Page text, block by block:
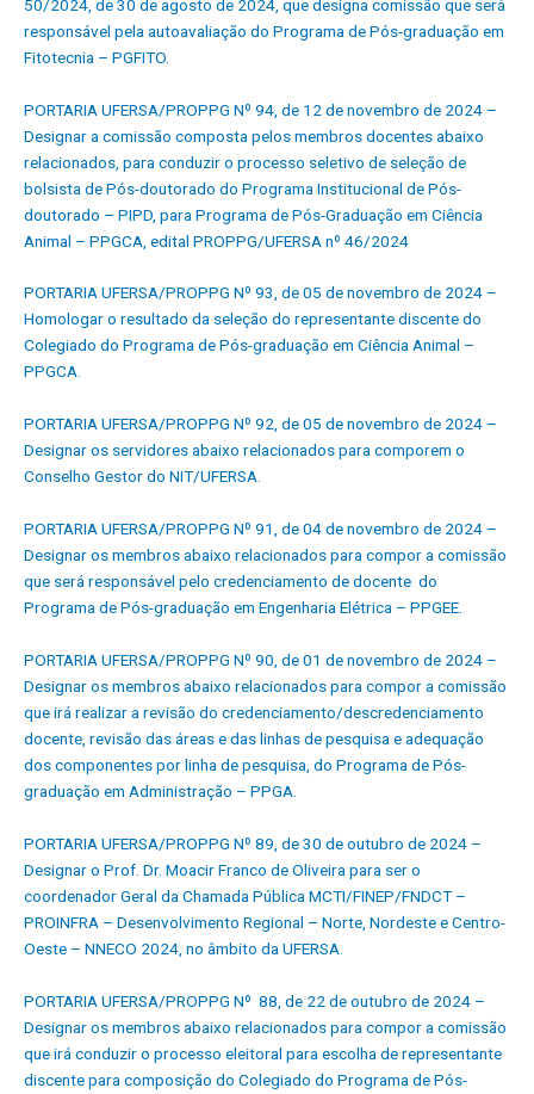
50/2024, de 30 de agosto de 2024, que designa comissão que será
responsável pela autoavaliação do Programa de Pós-graduação em
Fitotecnia – PGFITO.
PORTARIA UFERSA/PROPPG Nº 94, de 12 de novembro de 2024 –
Designar a comissão composta pelos membros docentes abaixo
relacionados, para conduzir o processo seletivo de seleção de
bolsista de Pós-doutorado do Programa Institucional de Pós-
doutorado – PIPD, para Programa de Pós-Graduação em Ciência
Animal – PPGCA, edital PROPPG/UFERSA nº 46/2024
PORTARIA UFERSA/PROPPG Nº 93, de 05 de novembro de 2024 –
Homologar o resultado da seleção do representante discente do
Colegiado do Programa de Pós-graduação em Ciência Animal –
PPGCA.
PORTARIA UFERSA/PROPPG Nº 92, de 05 de novembro de 2024 –
Designar os servidores abaixo relacionados para comporem o
Conselho Gestor do NIT/UFERSA.
PORTARIA UFERSA/PROPPG Nº 91, de 04 de novembro de 2024 –
Designar os membros abaixo relacionados para compor a comissão
que será responsável pelo credenciamento de docente do
Programa de Pós-graduação em Engenharia Elétrica – PPGEE.
PORTARIA UFERSA/PROPPG Nº 90, de 01 de novembro de 2024 –
Designar os membros abaixo relacionados para compor a comissão
que irá realizar a revisão do credenciamento/descredenciamento
docente, revisão das áreas e das linhas de pesquisa e adequação
dos componentes por linha de pesquisa, do Programa de Pós-
graduação em Administração – PPGA.
PORTARIA UFERSA/PROPPG Nº 89, de 30 de outubro de 2024 –
Designar o Prof. Dr. Moacir Franco de Oliveira para ser o
coordenador Geral da Chamada Pública MCTI/FINEP/FNDCT –
PROINFRA – Desenvolvimento Regional – Norte, Nordeste e Centro-
Oeste – NNECO 2024, no âmbito da UFERSA.
PORTARIA UFERSA/PROPPG Nº 88, de 22 de outubro de 2024 –
Designar os membros abaixo relacionados para compor a comissão
que irá conduzir o processo eleitoral para escolha de representante
discente para composição do Colegiado do Programa de Pós-